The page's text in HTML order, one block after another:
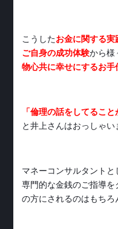
こうしたお金に関する
ご自身の成功体験から様
物心共に幸せにするお手
「倫理の話をしてること
と井上さんはおっしゃい
マネーコンサルタントと
専門的な金銭のご指導を
の方にされるのはもちろ